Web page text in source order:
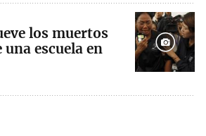
los muertos
escuela en